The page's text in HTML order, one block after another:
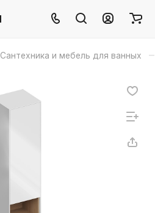
Сантехника и мебель для ванных –